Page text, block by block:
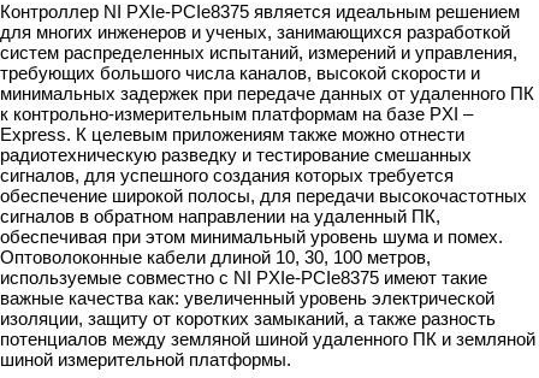
Контроллер NI PXIe-PCIe8375 является идеальным решением
для многих инженеров и ученых, занимающихся разработкой
систем распределенных испытаний, измерений и управления,
требующих большого числа каналов, высокой скорости и
минимальных задержек при передаче данных от удаленного ПК
к контрольно-измерительным платформам на базе PXI –
Express. К целевым приложениям также можно отнести
радиотехническую разведку и тестирование смешанных
сигналов, для успешного создания которых требуется
обеспечение широкой полосы, для передачи высокочастотных
сигналов в обратном направлении на удаленный ПК,
обеспечивая при этом минимальный уровень шума и помех.
Оптоволоконные кабели длиной 10, 30, 100 метров,
используемые совместно с NI PXIe-PCIe8375 имеют такие
важные качества как: увеличенный уровень электрической
изоляции, защиту от коротких замыканий, а также разность
потенциалов между земляной шиной удаленного ПК и земляной
шиной измерительной платформы.